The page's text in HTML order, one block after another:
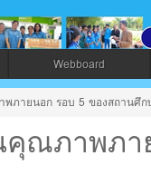
Webboard
คุณภาพภ
พภายนอก รอบ 5 ของสถานศึก